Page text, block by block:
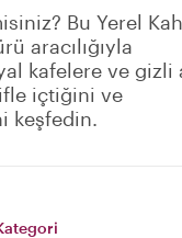
Bu Yerel
aracılığıyla
kafelere ve gizli
içtiğini ve
keşfedin.